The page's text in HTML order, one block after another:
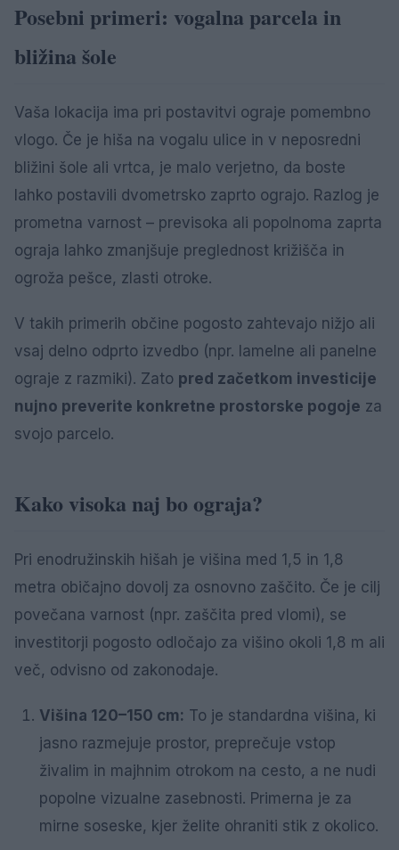
Posebni primeri: vogalna parcela in
bližina šole
Vaša lokacija ima pri postavitvi ograje pomembno
vlogo. Če je hiša na vogalu ulice in v neposredni
bližini šole ali vrtca, je malo verjetno, da boste
lahko postavili dvometrsko zaprto ograjo. Razlog je
prometna varnost – previsoka ali popolnoma zaprta
ograja lahko zmanjšuje preglednost križišča in
ogroža pešce, zlasti otroke.
V takih primerih občine pogosto zahtevajo nižjo ali
vsaj delno odprto izvedbo (npr. lamelne ali panelne
ograje z razmiki). Zato pred začetkom investicije
nujno preverite konkretne prostorske pogoje za
svojo parcelo.
Kako visoka naj bo ograja?
Pri enodružinskih hišah je višina med 1,5 in 1,8
metra običajno dovolj za osnovno zaščito. Če je cilj
povečana varnost (npr. zaščita pred vlomi), se
investitorji pogosto odločajo za višino okoli 1,8 m ali
več, odvisno od zakonodaje.
Višina 120–150 cm: To je standardna višina, ki
jasno razmejuje prostor, preprečuje vstop
živalim in majhnim otrokom na cesto, a ne nudi
popolne vizualne zasebnosti. Primerna je za
mirne soseske, kjer želite ohraniti stik z okolico.